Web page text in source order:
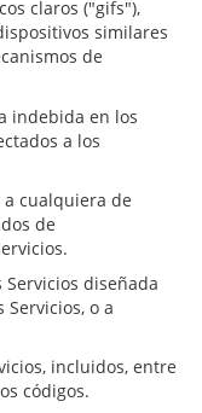
claros ("gifs"),
similares
de
indebida en los
a los
cualquiera de
de
diseñada
o a
incluidos, entre
códigos.